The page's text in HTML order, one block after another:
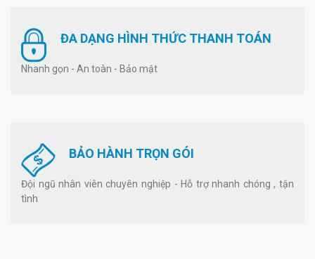
ĐA DẠNG HÌNH THỨC THANH TOÁN
Nhanh gọn - An toàn - Bảo mật
BẢO HÀNH TRỌN GÓI
Đội ngũ nhân viên chuyên nghiệp - Hỗ trợ nhanh chóng , tận
tình